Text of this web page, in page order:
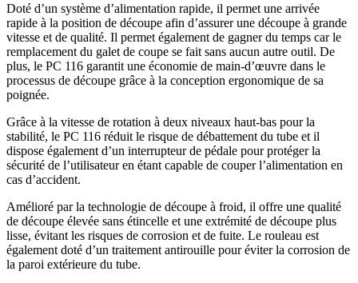
Doté d’un système d’alimentation rapide, il permet une arrivée
rapide à la position de découpe afin d’assurer une découpe à grande
vitesse et de qualité. Il permet également de gagner du temps car le
remplacement du galet de coupe se fait sans aucun autre outil. De
plus, le PC 116 garantit une économie de main-d’œuvre dans le
processus de découpe grâce à la conception ergonomique de sa
poignée.
Grâce à la vitesse de rotation à deux niveaux haut-bas pour la
stabilité, le PC 116 réduit le risque de débattement du tube et il
dispose également d’un interrupteur de pédale pour protéger la
sécurité de l’utilisateur en étant capable de couper l’alimentation en
cas d’accident.
Amélioré par la technologie de découpe à froid, il offre une qualité
de découpe élevée sans étincelle et une extrémité de découpe plus
lisse, évitant les risques de corrosion et de fuite. Le rouleau est
également doté d’un traitement antirouille pour éviter la corrosion de
la paroi extérieure du tube.